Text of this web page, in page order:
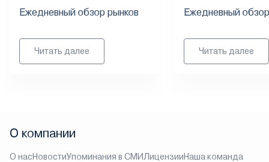
Ежедневный обзор рынков
Читать далее
Ежедневный
Читать далее
О компании
О насНовостиУпоминания в СМИЛицензииНаша команда